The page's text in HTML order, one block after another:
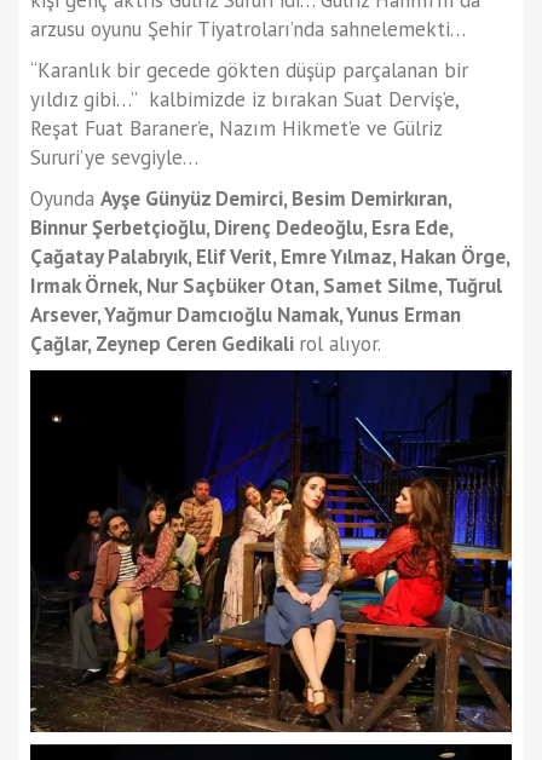
arzusu oyunu Şehir Tiyatroları’nda sahnelemekti…
“Karanlık bir gecede gökten düşüp parçalanan bir
yıldız gibi…” kalbimizde iz bırakan Suat Derviş’e,
Reşat Fuat Baraner’e, Nazım Hikmet’e ve Gülriz
Sururi’ye sevgiyle…
Oyunda Ayşe Günyüz Demirci, Besim Demirkıran,
Binnur Şerbetçioğlu, Direnç Dedeoğlu, Esra Ede,
Çağatay Palabıyık, Elif Verit, Emre Yılmaz, Hakan Örge,
Irmak Örnek, Nur Saçbüker Otan, Samet Silme, Tuğrul
Arsever, Yağmur Damcıoğlu Namak, Yunus Erman
Çağlar, Zeynep Ceren Gedikali rol alıyor.